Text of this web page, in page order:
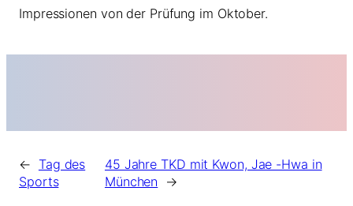
Impressionen von der Prüfung im Oktober.
← Tag des
Sports
45 Jahre TKD mit Kwon, Jae -Hwa in
München
→